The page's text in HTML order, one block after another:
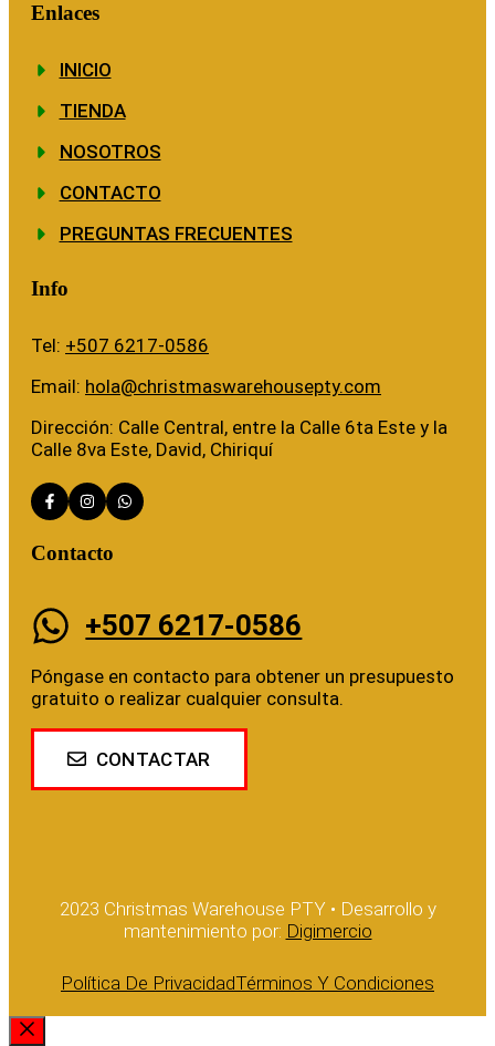
Enlaces
INICIO
TIENDA
NOSOTROS
CONTACTO
PREGUNTAS FRECUENTES
Info
Tel: +507 6217-0586
Email: hola@christmaswarehousepty.com
Dirección: Calle Central, entre la Calle 6ta Este y la
Calle 8va Este, David, Chiriquí
Contacto
+507 6217-0586
Póngase en contacto para obtener un presupuesto
gratuito o realizar cualquier consulta.
CONTACTAR
2023 Christmas Warehouse PTY • Desarrollo y
mantenimiento por: Digimercio
Política De PrivacidadTérminos Y Condiciones